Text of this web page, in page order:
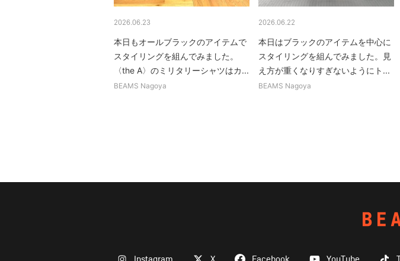
2026.06.23
本日もオールブラックのアイテムで
スタイリングを組んでみました。
〈the A〉のミリタリーシャツはカ...
BEAMS Nagoya
2026.06.22
本日はブラックのアイテムを中心に
スタイリングを組んでみました。見
え方が重くなりすぎないようにト...
BEAMS Nagoya